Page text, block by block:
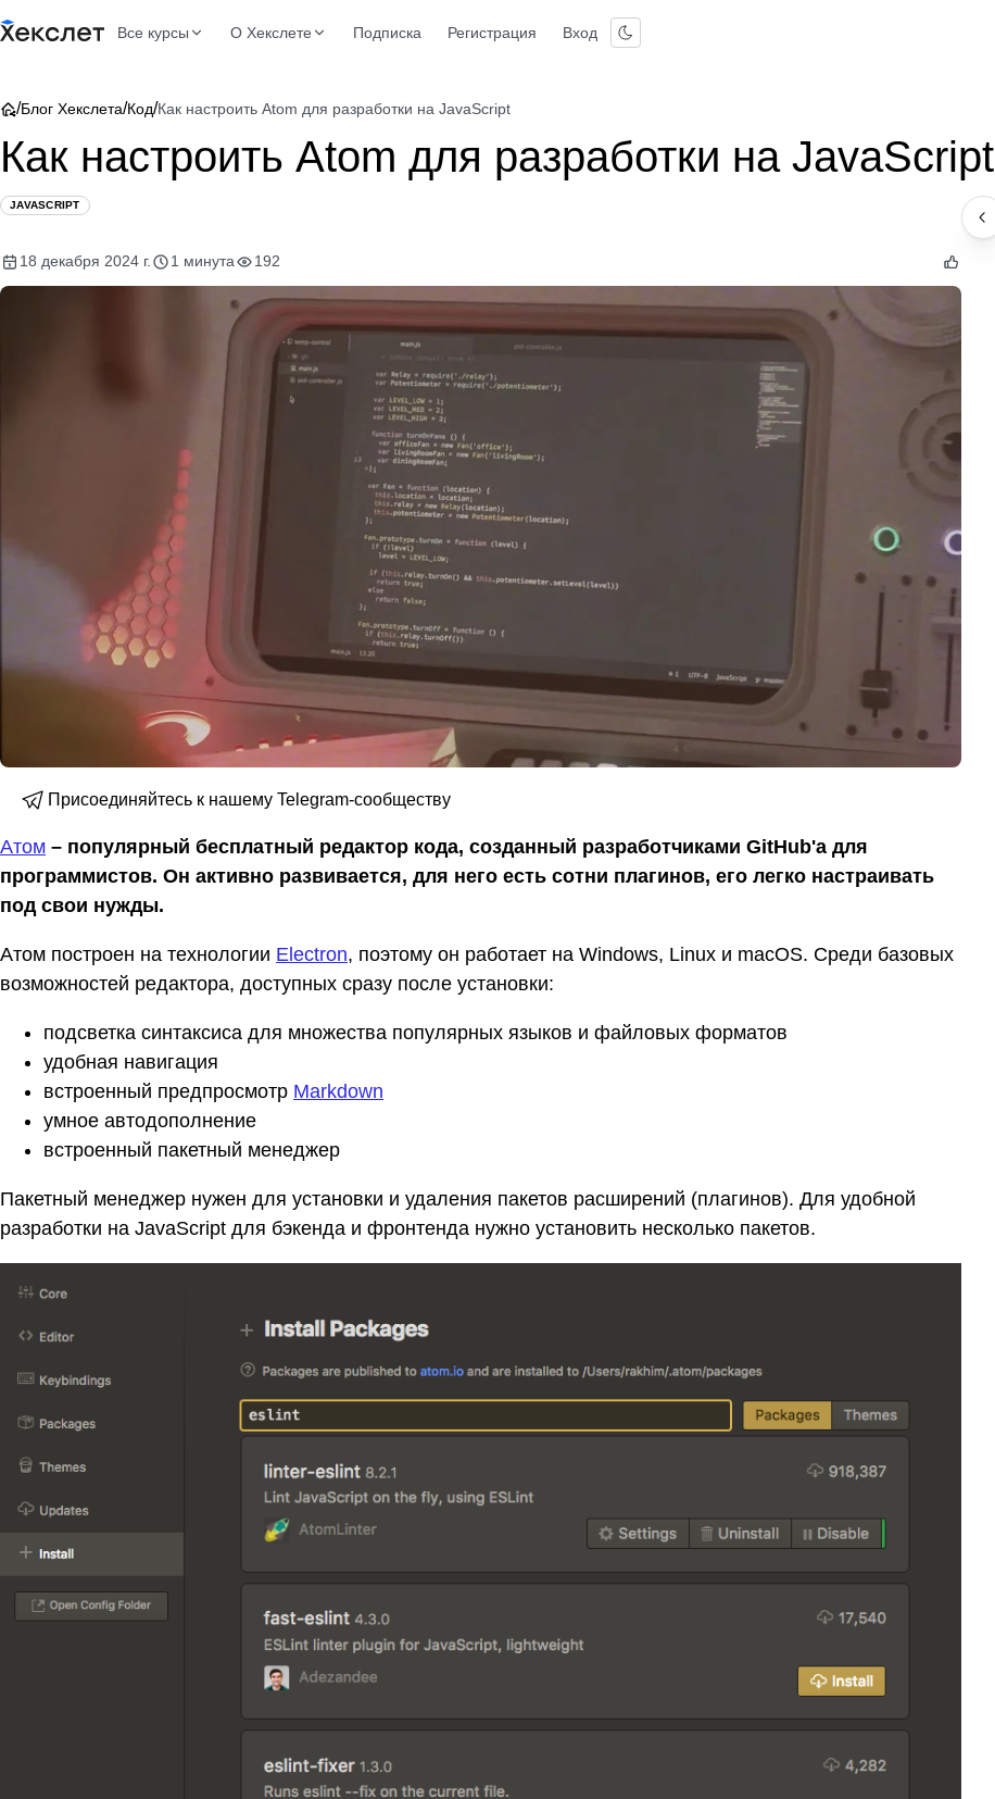
Все курсы О Хекслете Подписка Регистрация Вход
/Блог Хекслета/Код/Как настроить Atom для разработки на JavaScript
Как настроить Atom для разработки на JavaScript
JAVASCRIPT
18 декабря 2024 г. 1 минута 192
Присоединяйтесь к нашему Telegram-сообществу
Атом – популярный бесплатный редактор кода, созданный разработчиками GitHub'а для
программистов. Он активно развивается, для него есть сотни плагинов, его легко настраивать
под свои нужды.
Атом построен на технологии Electron, поэтому он работает на Windows, Linux и macOS. Среди базовых
возможностей редактора, доступных сразу после установки:
подсветка синтаксиса для множества популярных языков и файловых форматов
удобная навигация
встроенный предпросмотр Markdown
умное автодополнение
встроенный пакетный менеджер
Пакетный менеджер нужен для установки и удаления пакетов расширений (плагинов). Для удобной
разработки на JavaScript для бэкенда и фронтенда нужно установить несколько пакетов.